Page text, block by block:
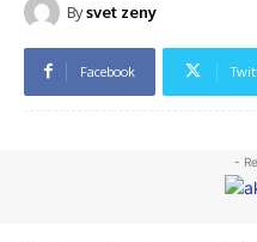
Bysvet zeny
Facebook
-